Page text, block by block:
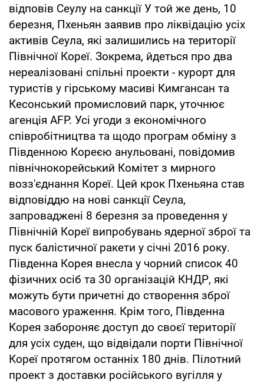
відповів Сеулу на санкції У той же день, 10
березня, Пхеньян заявив про ліквідацію усіх
активів Сеула, які залишились на території
Північної Кореї. Зокрема, йдеться про два
нереалізовані спільні проекти - курорт для
туристів у гірському масиві Кимгансан та
Кесонський промисловий парк, уточнює
агенція AFP. Усі угоди з економічного
співробітництва та щодо програм обміну з
Південною Кореєю анульовані, повідомив
північнокорейський Комітет з мирного
возз'єднання Кореї. Цей крок Пхеньяна став
відповіддю на нові санкції Сеула,
запроваджені 8 березня за проведення у
Північній Кореї випробувань ядерної зброї та
пуск балістичної ракети у січні 2016 року.
Південна Корея внесла у чорний список 40
фізичних осіб та 30 організацій КНДР, які
можуть бути причетні до створення зброї
масового ураження. Крім того, Південна
Корея забороняє доступ до своєї території
для усіх суден, що відвідали порти Північної
Кореї протягом останніх 180 днів. Пілотний
проект з доставки російського вугілля у